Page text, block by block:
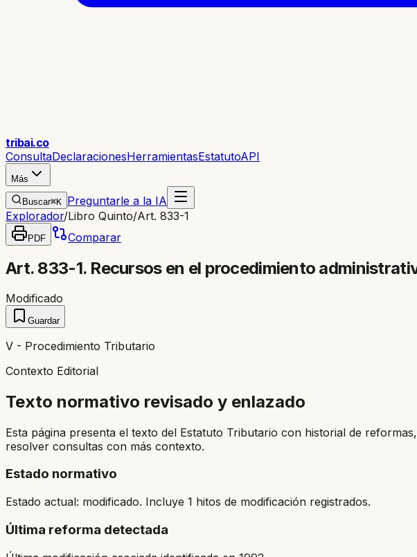
tribai.co
ConsultaDeclaracionesHerramientasEstatutoAPI
Más
Buscar⌘K Preguntarle a la IA
Explorador/Libro Quinto/Art. 833-1
PDF Comparar
Art. 833-1. Recursos en el procedimiento
Modificado
Guardar
V - Procedimiento Tributario
Contexto Editorial
Texto normativo revisado y enlazado
Esta página presenta el texto del Estatuto Tributario con historial de
resolver consultas con más contexto.
Estado normativo
Estado actual: modificado. Incluye 1 hitos de modificación registrados.
Última reforma detectada